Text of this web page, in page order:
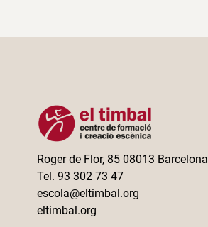
Roger de Flor, 85 08013 Barcelona
Tel. 93 302 73 47
escola@eltimbal.org
eltimbal.org